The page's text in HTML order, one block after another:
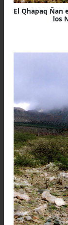
Cardón
cardones
encima de
hasta dos
muy
indígenas
para
son